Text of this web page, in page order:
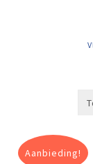
Aanbieding!